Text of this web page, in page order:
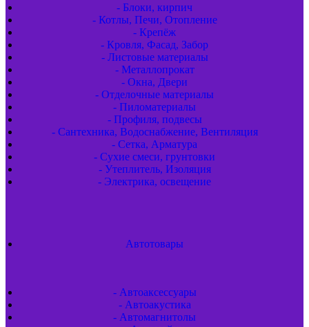
- Блоки, кирпич
- Котлы, Печи, Отопление
- Крепёж
- Кровля, Фасад, Забор
- Листовые материалы
- Металлопрокат
- Окна, Двери
- Отделочные материалы
- Пиломатериалы
- Профиля, подвесы
- Сантехника, Водоснабжение, Вентиляция
- Сетка, Арматура
- Сухие смеси, грунтовки
- Утеплитель, Изоляция
- Электрика, освещение
Автотовары
- Автоаксессуары
- Автоакустика
- Автомагнитолы